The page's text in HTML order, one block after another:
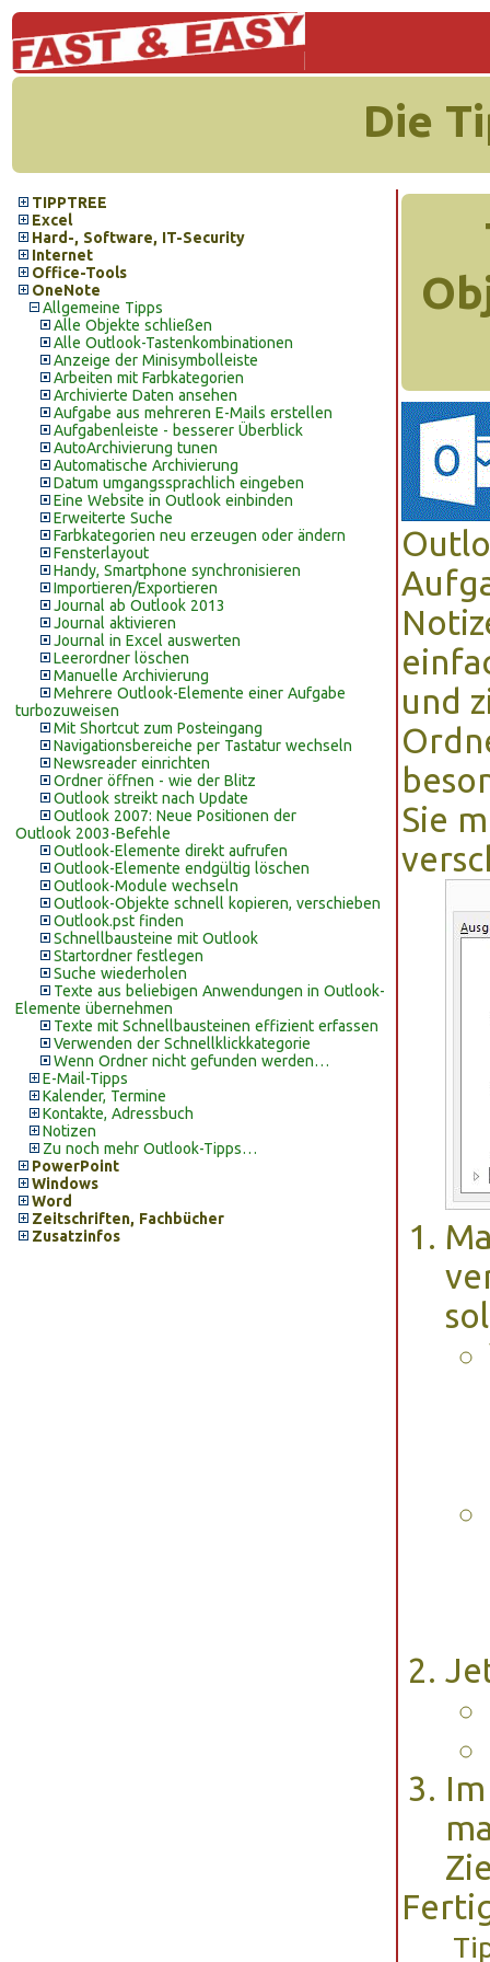
Die
TIPPTREE
Excel
Hard-, Software, IT-Security
Internet
Office-Tools
OneNote
Allgemeine Tipps
Alle Objekte schließen
Alle Outlook-Tastenkombinationen
Anzeige der Minisymbolleiste
Arbeiten mit Farbkategorien
Archivierte Daten ansehen
Aufgabe aus mehreren E-Mails erstellen
Aufgabenleiste - besserer Überblick
AutoArchivierung tunen
Automatische Archivierung
Datum umgangssprachlich eingeben
Eine Website in Outlook einbinden
Erweiterte Suche
Farbkategorien neu erzeugen oder ändern
Fensterlayout
Handy, Smartphone synchronisieren
Importieren/Exportieren
Journal ab Outlook 2013
Journal aktivieren
Journal in Excel auswerten
Leerordner löschen
Manuelle Archivierung
Mehrere Outlook-Elemente einer Aufgabe
turbozuweisen
Mit Shortcut zum Posteingang
Navigationsbereiche per Tastatur wechseln
Newsreader einrichten
Ordner öffnen - wie der Blitz
Outlook streikt nach Update
Outlook 2007: Neue Positionen der
Outlook 2003-Befehle
Outlook-Elemente direkt aufrufen
Outlook-Elemente endgültig löschen
Outlook-Module wechseln
Outlook-Objekte schnell kopieren, verschieben
Outlook.pst finden
Schnellbausteine mit Outlook
Startordner festlegen
Suche wiederholen
Texte aus beliebigen Anwendungen in Outlook-
Elemente übernehmen
Texte mit Schnellbausteinen effizient erfassen
Verwenden der Schnellklickkategorie
Wenn Ordner nicht gefunden werden…
E-Mail-Tipps
Kalender, Termine
Kontakte, Adressbuch
Notizen
Zu noch mehr Outlook-Tipps…
PowerPoint
Windows
Word
Zeitschriften, Fachbücher
Zusatzinfos
und
Sie